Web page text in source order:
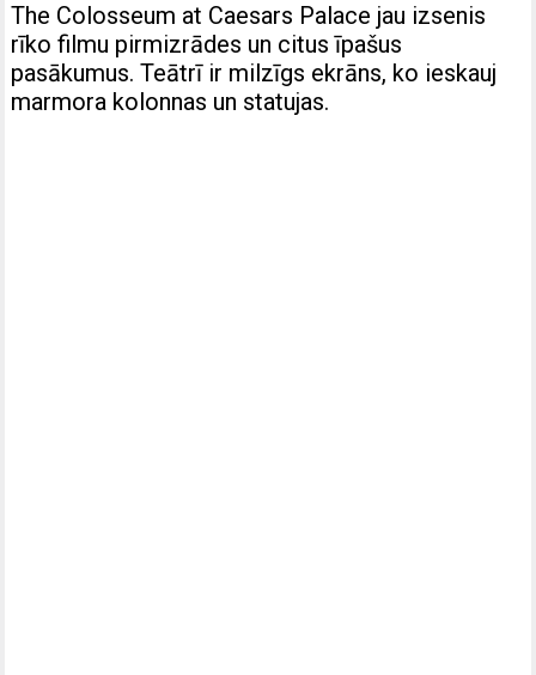
The Colosseum at Caesars Palace jau izsenis
rīko filmu pirmizrādes un citus īpašus
pasākumus. Teātrī ir milzīgs ekrāns, ko ieskauj
marmora kolonnas un statujas.